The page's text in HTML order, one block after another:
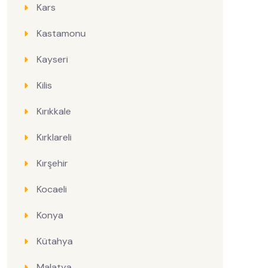
Kars
Kastamonu
Kayseri
Kilis
Kırıkkale
Kırklareli
Kırşehir
Kocaeli
Konya
Kütahya